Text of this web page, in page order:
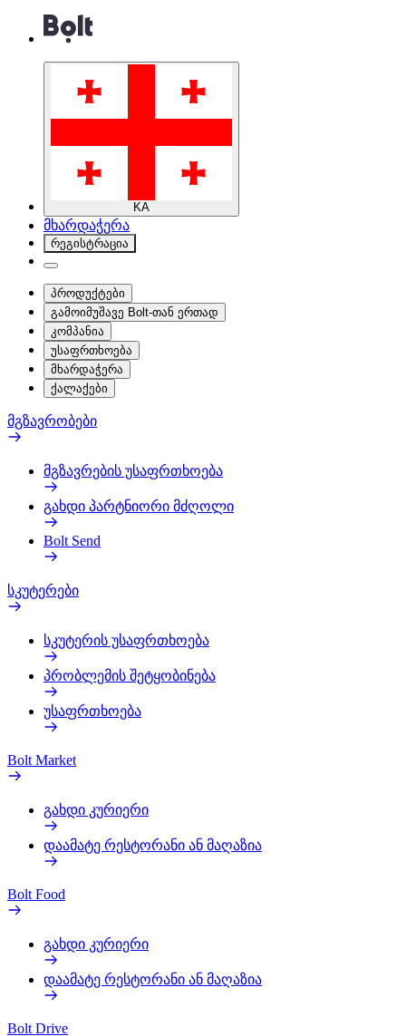
KA
მხარდაჭერა
რეგისტრაცია
პროდუქტები
გამოიმუშავე Bolt-თან ერთად
კომპანია
უსაფრთხოება
მხარდაჭერა
ქალაქები
მგზავრობები
მგზავრების უსაფრთხოება
გახდი პარტნიორი მძღოლი
Bolt Send
სკუტერები
სკუტერის უსაფრთხოება
პრობლემის შეტყობინება
უსაფრთხოება
Bolt Market
გახდი კურიერი
დაამატე რესტორანი ან მაღაზია
Bolt Food
გახდი კურიერი
დაამატე რესტორანი ან მაღაზია
Bolt Drive